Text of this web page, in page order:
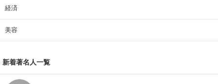
経済
美容
新着著名人一覧